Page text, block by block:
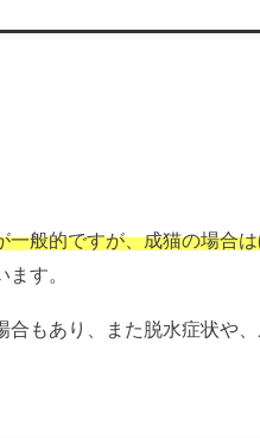
般的ですが、成猫の場合
す。
もあり、また脱水症状や